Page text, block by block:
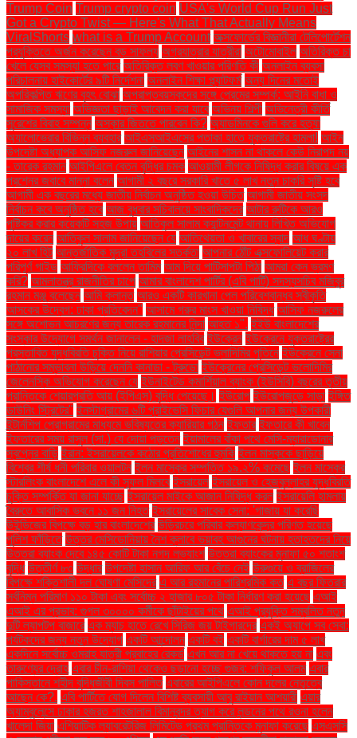
Trump Coin Trump crypto coin USA's World Cup Run Just
Got a Crypto Twist — Here's What That Actually Means
ViralShorts what is a Trump Account অক্সফোর্ডের বিজ্ঞানীরা টেলিপোর্টেশন
প্রযুক্তিতে অর্জন করেছেন বড় সাফল্য অগ্রযাত্রার যাত্রীরা অটোমোবাইল অতিরিক্ত চা
খেলে যেসব সমস্যা হতে পারে অতিরিক্ত লবণ খাওয়ার পরিণতি কী অনলাইন ব্যবসা
পরিচালনায় হাইকোর্টের ৯টি নির্দেশনা অনলাইন শিক্ষা প্ল্যাটফর্ম অন্য দিনের মতোই
অপরিকল্পিত ঋণের বৃহৎ বোঝা অপ্রাপ্তবয়স্কদের সঙ্গে প্রেমের সম্পর্ক: আইনি বাধা ও
সামাজিক সমস্যা অভিজ্ঞতা ছাড়াই আবেদন করা যাবে অভিনয় শিল্পী অভিনেত্রী কীর্তি
সুরেশের বিবাহ সম্পন্ন অস্কার জিততে পারবেন কি? অ্যাডমিনকে গুলি করে হত্যা
অ্যালোভেরার বিভিন্ন ব্যবহার আইএসআইএসের পতাকা হাতে যুক্তরাষ্ট্রে হামলা! আইন
উপদেষ্টা অধ্যাপক আসিফ নজরুল জানিয়েছেন আইনের শাসন না থাকলে কেউ নিরাপদ নয়
- তারেক রহমান আইপিএলে বেতন বৃদ্ধির চমক আওয়ামী লীগকে নিষিদ্ধ করার বিষয়ে এক
প্রশ্নের জবাবে মান্না বলেন আগামী ২ বছরে সরকারি খাতে ৫ লাখ নতুন চাকরি সৃষ্টি হবে
আগামী এক বছরের মধ্যে জাতীয় নির্বাচন অনুষ্ঠিত হওয়া উচিত আগামী জাতীয় সংসদ
নির্বাচন কবে অনুষ্ঠিত হবে আজ বুধবার সচিবালয়ে সাংবাদিকদের আটার রুটিকে আরও
পুষ্টিকর করার কয়েকটি সহজ উপায় আতিকুল সালাম ক্যান্টনমেন্ট থানায় লিখিত অভিযোগ
দায়ের করেন আতিকুল সালাম জানিয়েছেন যে আতিথেয়তা ও খাবারের স্বাদ আধ ঘণ্টায়
২০ লাখ হিট আন্তর্জাতিক মুদ্রা তহবিলের সতর্কতা আপনার ঠোঁট এক্সফোলিয়েট করার
পরিপূর্ণ গাইড আফ্রিদিকে বললেন তামিম আম দিয়ে পাটিসাপটা পিঠা আমরা কেন ভ্রমণ
করি? আমলাতন্ত্র রাজনীতির চাপে আমার বাংলাদেশ পার্টির (এবি পার্টি) সদস্যসচিব মজিবুর
রহমান মঞ্জু বলেছেন আমি ক্লান্ত আরও একটি কারখানা পেল পরিবেশবান্ধব স্বীকৃতি
আসকের উদ্বেগ: ঢাকা প্রতিবেদন" আসামে গরুর মাংস খাওয়া নিষিদ্ধ আসিফ নজরুলের
সঙ্গে অশোভন আচরণের জন্য তারেক রহমানের নিন্দা আহত ১". ইইউ বাংলাদেশের
সংস্কার উদ্যোগে সমর্থন জানালেন - হাদজা লাহবিব ইউক্রেন ইউক্রেনে যুক্তরাষ্ট্রের
প্রস্তাবিত যুদ্ধবিরতি চুক্তি নিয়ে রাশিয়ার প্রেসিডেন্ট ভ্লাদিমির পুতিনে ইউক্রেনে সেনা
পাঠানোর সম্ভাবনা উড়িয়ে দেননি কানাডা - ট্রুডো ইউক্রেনের প্রেসিডেন্ট ভলোদিমির
জেলেনস্কি অভিযোগ করেছেন যে ইউনাইটেড কমার্শিয়াল ব্যাংক (ইউসিবি) বছরের তৃতীয়
প্রান্তিকে শেয়ারপ্রতি আয় (ইপিএস) বৃদ্ধি পেয়েছে। ইউরোপ ইউরোপজুড়ে সাড়া ইঙ্গিত
ডাউনিং স্ট্রিটের" ইনস্টাগ্রামের ৬টি প্রাইভেসি ফিচার যেগুলি আপনার জন্য উপকারী
ইন্টার্নশিপ প্রোগ্রামের মাধ্যমে ভবিষ্যতের ক্যারিয়ার গঠন ইফতার ইফতারে কী খাবেন
ইফতারের সময় রাসুল (সা.) যে দোয়া পড়তেন ইয়ামালের বাঁকা পথে মেসি-ম্যারাডোনার
স্বপ্নের বাড়ি ইরান: ইসরায়েলকে কঠোর প্রতিশোধের হুমকি ইলন মাস্ককে ছাড়িয়ে
বিশ্বের শীর্ষ ধনী পরিবার ওয়ালটন ইলন মাস্কের সম্পত্তি ১৯.২% কমেছে ইলন মাস্কের
স্টারলিংক বাংলাদেশে এলে কী সুফল মিলবে ইসরায়েল ইসরায়েল ও হেজবুল্লাহর যুদ্ধবিরতি
চুক্তি সম্পর্কিত যা জানা যাচ্ছে ইসরায়েল মাইকে আজান নিষিদ্ধ করল ইসরায়েলি হামলায়
বৈরুতে আবাসিক ভবনে ১১ জন নিহত ইসরায়েলের সাবেক সেনা: 'গাজায় যা করেছি
উইন্ডিজের বিপক্ষে বড় হার বাংলাদেশের উড়িরচরে পরিবার কল্যাণকেন্দ্র পরিণত হয়েছে
পুলিশ ফাঁড়িতে উত্তর মেসিডোনিয়ায় নৈশ ক্লাবে ভয়াবহ আগুনের ঘটনায় হতাহতদের নিয়ে
উত্তরা ব্যাংক দেবে ১৪৫ কোটি টাকা নগদ লভ্যাংশ উত্তরা ব্যাংকের মুনাফা ৫০ শতাংশ
বৃদ্ধি উত্তীর্ণ ৮৩ উদ্ধার উপদেষ্টা হাসান আরিফ আর বেঁচে নেই উরুগুয়ে ও ব্রাজিলের
বিপক্ষে শক্তিশালী দল ঘোষণা মেসিদের এ আর রহমানের পারিশ্রমিক কত এ বছর ফিতরার
সর্বনিম্ন পরিমাণ ১১০ টাকা এবং সর্বোচ্চ ২ হাজার ৮০৫ টাকা নির্ধারণ করা হয়েছে এআই
এআই এর প্রভাব: গুগল ৩০০০০ কর্মীকে ছাঁটাইয়ের পথে এআই প্রযুক্তি সম্বলিত নতুন
দুটি ল্যাপটপ বাজারে এক ম্যাচ হাতে রেখে সিরিজ জয় টাইগারদের একই অ্যাপে সব সেবা:
পর্যটকদের জন্য নতুন উদ্যোগ একটি আন্দোলন একটি বই একটি বার্গারের দাম ৫ লাখ
একদিনে সর্বোচ্চ ওমরাহ যাত্রী প্রবাহের রেকর্ড এখন আর না খেয়ে থাকতে হয় না এবং
তারুণ্যের দ্রোহ এবার চীন-রাশিয়া থেকেও ছড়ানো হচ্ছে গুজব: শফিকুল আলম এবার
পাকিস্তানে শহীদ বুদ্ধিজীবী দিবস পালিত এবারের আইপিএলে কোন দলের নেতৃত্বে
আছেন কে?. এবি পার্টিতে যোগ দিলেন বিশিষ্ট ব্যবসায়ী আবু রাইয়ান আশয়ারী এয়ার
অ্যাম্বুলেন্সে ঢাকার হজরত শাহজালাল বিমানবন্দর ত্যাগ করে লন্ডনের পথে রওনা হলেন
খালেদা জিয়া এশিয়াটিক ল্যাবরেটরিজ লিমিটেড প্রথম প্রান্তিকে মুনাফা করেছে এসএসসি